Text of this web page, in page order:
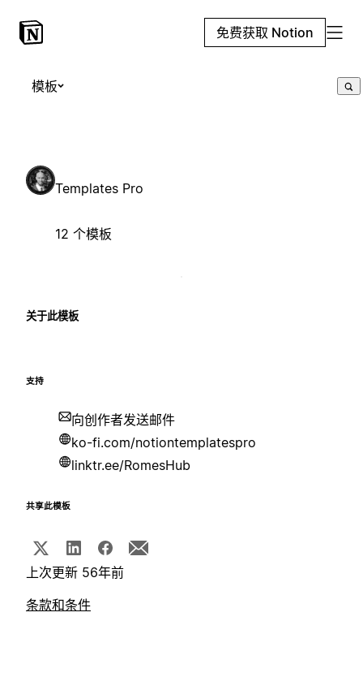
免费获取 Notion
模板
Templates Pro
12 个模板
关于此模板
支持
向创作者发送邮件
ko-fi.com/notiontemplatespro
linktr.ee/RomesHub
共享此模板
上次更新 56年前
条款和条件